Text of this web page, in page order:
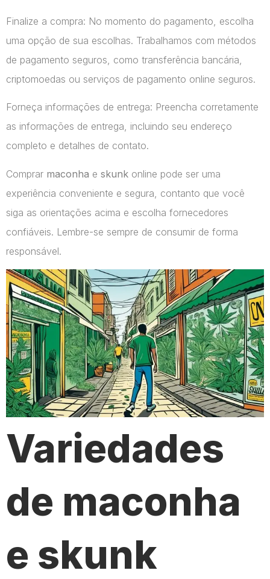
Finalize a compra: No momento do pagamento, escolha
uma opção de sua escolhas. Trabalhamos com métodos
de pagamento seguros, como transferência bancária,
criptomoedas ou serviços de pagamento online seguros.
Forneça informações de entrega: Preencha corretamente
as informações de entrega, incluindo seu endereço
completo e detalhes de contato.
Comprar maconha e skunk online pode ser uma
experiência conveniente e segura, contanto que você
siga as orientações acima e escolha fornecedores
confiáveis. Lembre-se sempre de consumir de forma
responsável.
Variedades
de maconha
e skunk